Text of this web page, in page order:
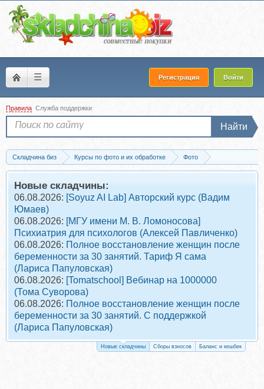
☰ Регистрация Войти
Правила Служба поддержки
Найти
Складчина биз Курсы по фото и их обработке
Фото
Пресеты для фото
Скачать Wedding Collection Presets Pack | Свадебные
Новые складчины:
06.08.2026: [Soyuz AI Lab] Авторский курс (Вадим
Юмаев)
06.08.2026: [МГУ имени М. В. Ломоносова]
Психиатрия для психологов (Алексей Павличенко)
06.08.2026: Полное восстановление женщин после
беременности за 30 занятий. Тариф Я сама
(Лариса Папуловская)
06.08.2026: [Tomatschool] Вебинар на 1000000
(Тома Суворова)
06.08.2026: Полное восстановление женщин после
беременности за 30 занятий. С поддержкой
(Лариса Папуловская)
Новые складчины Сборы взносов Баланс и кешбек